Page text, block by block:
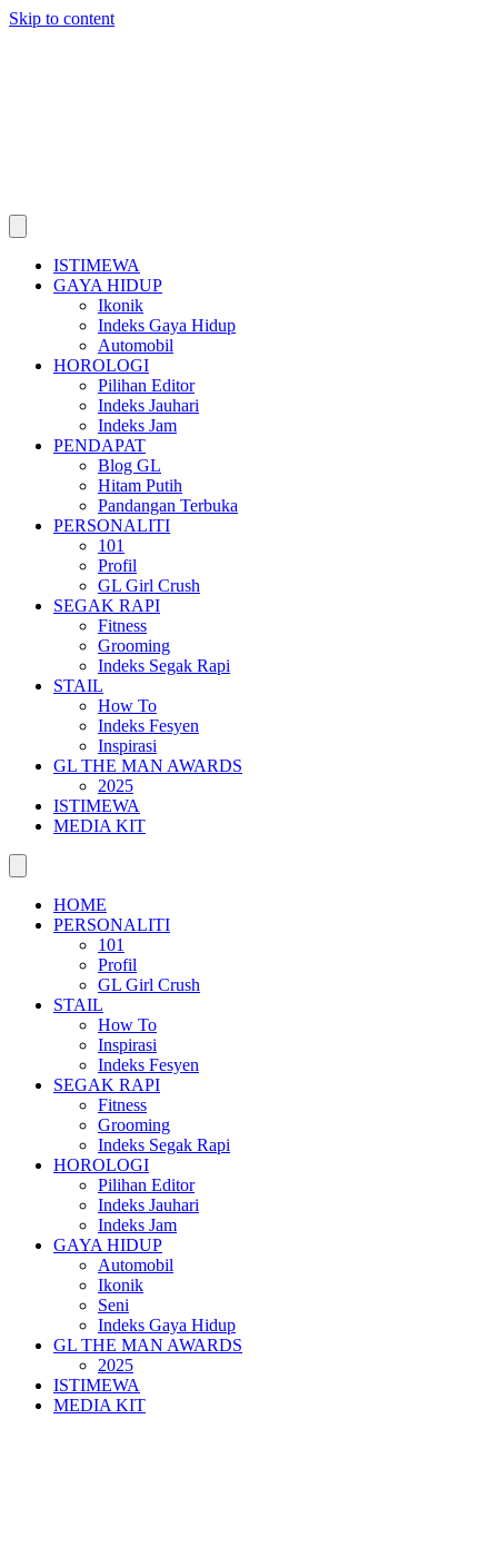
Skip to content
ISTIMEWA
GAYA HIDUP
Ikonik
Indeks Gaya Hidup
Automobil
HOROLOGI
Pilihan Editor
Indeks Jauhari
Indeks Jam
PENDAPAT
Blog GL
Hitam Putih
Pandangan Terbuka
PERSONALITI
101
Profil
GL Girl Crush
SEGAK RAPI
Fitness
Grooming
Indeks Segak Rapi
STAIL
How To
Indeks Fesyen
Inspirasi
GL THE MAN AWARDS
2025
ISTIMEWA
MEDIA KIT
HOME
PERSONALITI
101
Profil
GL Girl Crush
STAIL
How To
Inspirasi
Indeks Fesyen
SEGAK RAPI
Fitness
Grooming
Indeks Segak Rapi
HOROLOGI
Pilihan Editor
Indeks Jauhari
Indeks Jam
GAYA HIDUP
Automobil
Ikonik
Seni
Indeks Gaya Hidup
GL THE MAN AWARDS
2025
ISTIMEWA
MEDIA KIT